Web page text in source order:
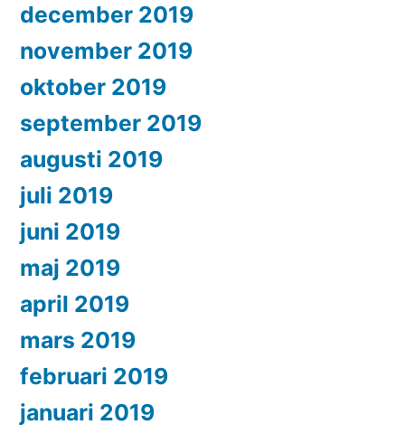
december 2019
november 2019
oktober 2019
september 2019
augusti 2019
juli 2019
juni 2019
maj 2019
april 2019
mars 2019
februari 2019
januari 2019